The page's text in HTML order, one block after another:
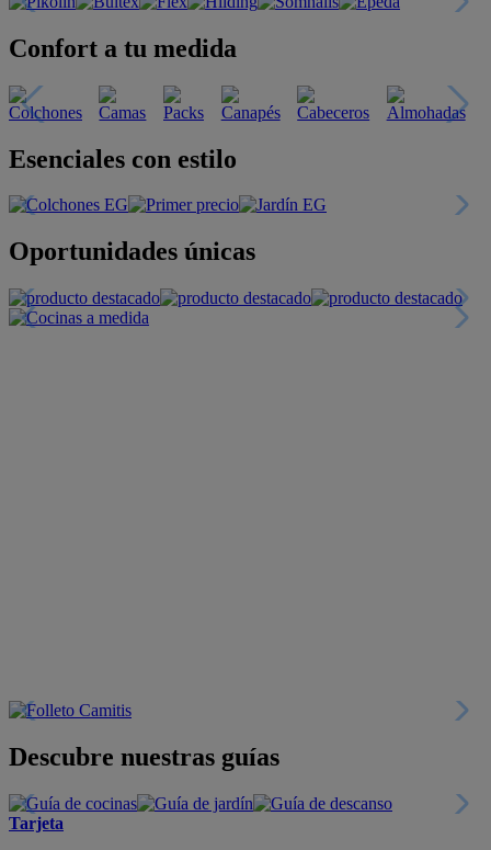
Confort a tu medida
Esenciales con estilo
Oportunidades únicas
Descubre nuestras guías
Tarjeta